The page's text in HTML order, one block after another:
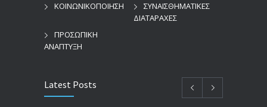
ΚΟΙΝΩΝΙΚΟΠΟΙΗΣΗ
ΣΥΝΑΙΣΘΗΜΑΤΙΚΕΣ
ΔΙΑΤΑΡΑΧΕΣ
ΠΡΟΣΩΠΙΚΗ
ΑΝΑΠΤΥΞΗ
Latest Posts